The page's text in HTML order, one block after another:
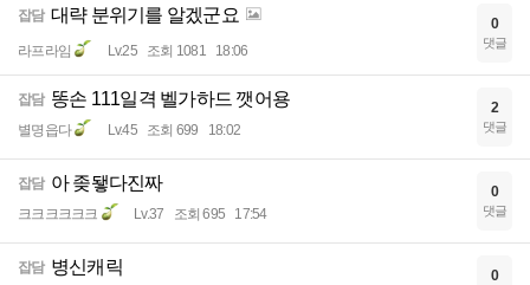
잡담 대략 분위기를 알겠군요
라프라임 Lv.25 조회 1081 18:06
0
댓글
잡담 똥손 111일격 벨가하드 깻어용
별명읍다 Lv.45 조회 699 18:02
2
댓글
잡담 아 좆됗다진짜
크크크크크크 Lv.37 조회 695 17:54
0
댓글
잡담 병신캐릭 0